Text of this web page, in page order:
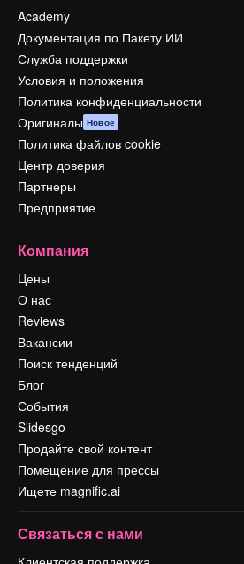
Academy
Документация по Пакету ИИ
Служба поддержки
Условия и положения
Политика конфиденциальности
Оригиналы Новое
Политика файлов cookie
Центр доверия
Партнеры
Предприятие
Компания
Цены
О нас
Reviews
Вакансии
Поиск тенденций
Блог
События
Slidesgo
Продайте свой контент
Помещение для прессы
Ищете magnific.ai
Связаться с нами